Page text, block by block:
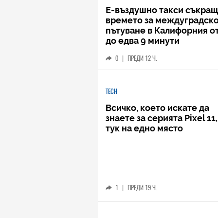
Е-въздушно такси
времето за
пътуване в Калифорния
до едва 9 минути
0 | ПРЕДИ 12 Ч.
TECH
Всичко, което искате да
знаете за серията Pixel
тук на едно място
1 | ПРЕДИ 19 Ч.